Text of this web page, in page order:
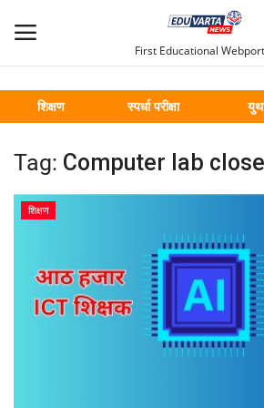
First Educational
शिक्षण
स्पर्धा परीक्षा युथ
मुख्य
Contact
शिक्षण
स्पर्धा परीक्षा
Tag: Computer lab
शिक्षण